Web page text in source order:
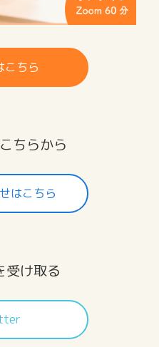
こちら
ちらから
はこちら
受け取る